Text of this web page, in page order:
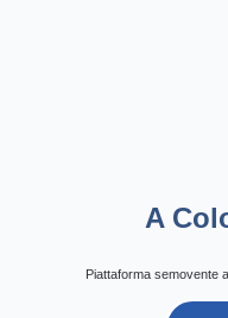
A
Piattaforma semovente